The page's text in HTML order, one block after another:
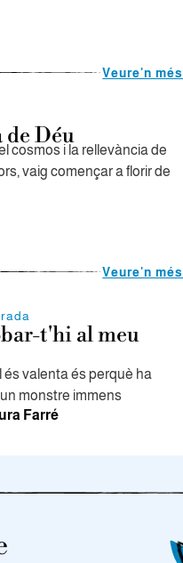
Veure'n més
de Déu
cosmos i la rellevància de
vaig començar a florir de
Veure'n més
t'hi al meu
és valenta és perquè ha
monstre immens
Farré